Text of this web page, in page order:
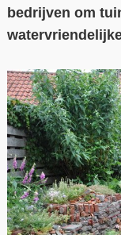
bedrijven om